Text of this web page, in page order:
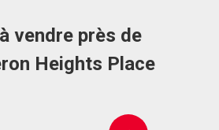
vendre près de
Heights Place